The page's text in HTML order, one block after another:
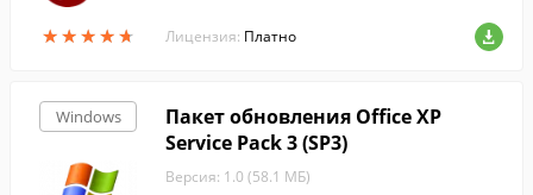
★★★★★
★★★★★
ника.
Лицензия: Платно
Windows
Пакет обновления Office XP
Service Pack 3 (SP3)
Версия: 1.0 (58.1 МБ)